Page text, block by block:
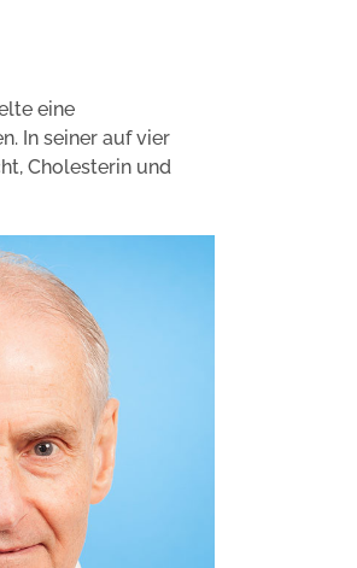
eine
In seiner auf vier
Cholesterin und